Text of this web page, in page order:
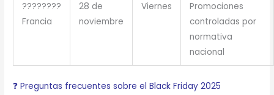
????????
Francia
28 de
noviembre
Viernes
Promociones
controladas por
normativa
nacional
❓ Preguntas frecuentes sobre el Black Friday 2025